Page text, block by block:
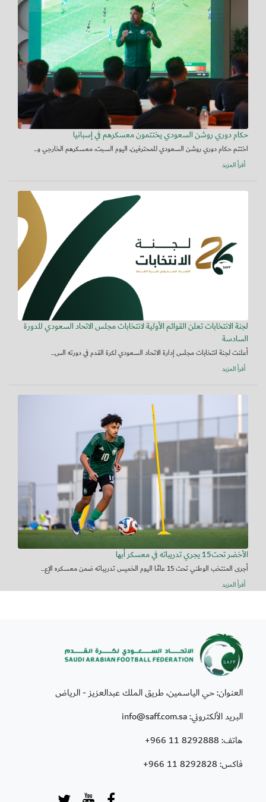
حكام دوري روشن السعودي يختتمون معسكرهم في إسبانيا
اختتم حكام دوري روشن السعودي للمحترفين، اليوم السبت، معسكرهم الخارجي و...
أقرأ المزيد
لجنة الانتخابات تعلن القوائم الأولية لانتخابات مجلس الاتحاد السعودي للدورة
السادسة
أعلنت لجنة انتخابات مجلس إدارة الاتحاد السعودي لكرة القدم في دورته الس...
أقرأ المزيد
الأخضر تحت15 يجري تدريباته في معسكر أبها
أجرى المنتخب الوطني تحت 15 عامًا اليوم الخميس تدريباته ضمن معسكره الإع...
أقرأ المزيد
العنوان: حي الياسمين، طريق الملك عبدالعزيز - الرياض
البريد الألكتروني: info@saff.com.sa
هاتف:+966 11 8292888
فاكس:+966 11 8292828